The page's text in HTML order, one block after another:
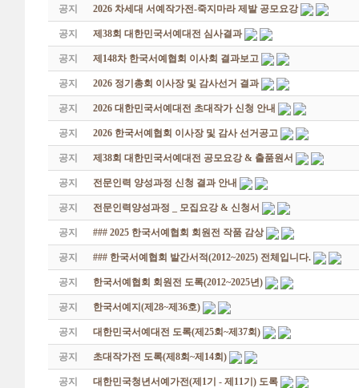
공지 2026 차세대 서예작가전-죽지마라 제발 공모요강
공지 제38회 대한민국서예대전 심사결과
공지 제148차 한국서예협회 이사회 결과보고
공지 2026 정기총회 이사장 및 감사선거 결과
공지 2026 대한민국서예대전 초대작가 신청 안내
공지 2026 한국서예협회 이사장 및 감사 선거공고
공지 제38회 대한민국서예대전 공모요강 & 출품원서
공지 전문인력 양성과정 신청 결과 안내
공지 전문인력양성과정 _ 모집요강 & 신청서
공지 ### 2025 한국서예협회 회원전 작품 감상
공지 ### 한국서예협회 발간서적(2012~2025) 전체입니다.
공지 한국서예협회 회원전 도록(2012~2025년)
공지 한국서예지(제28~제36호)
공지 대한민국서예대전 도록(제25회~제37회)
공지 초대작가전 도록(제8회~제14회)
공지 대한민국청년서예가전(제1기 - 제11기) 도록